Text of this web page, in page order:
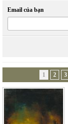
Email của bạn
1 2 3